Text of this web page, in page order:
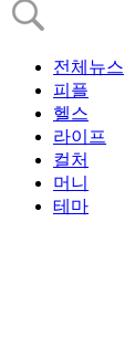
전체뉴스
피플
헬스
라이프
컬처
머니
테마